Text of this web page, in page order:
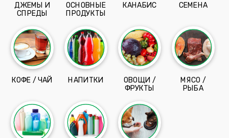
ДЖЕМЫ И
СПРЕДЫ
ОСНОВНЫЕ
ПРОДУКТЫ
КАНАБИС СЕМЕНА
КОФЕ / ЧАЙ НАПИТКИ ОВОЩИ /
ФРУКТЫ
МЯСО /
РЫБА